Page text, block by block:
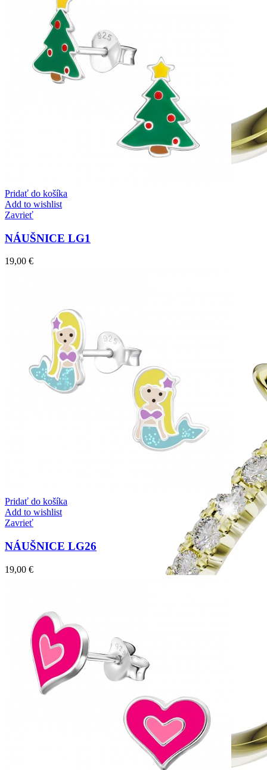
Pridať do košíka
Add to wishlist
Zavrieť
NÁUŠNICE LG1
19,00 €
Pridať do košíka
Add to wishlist
Zavrieť
NÁUŠNICE LG26
19,00 €